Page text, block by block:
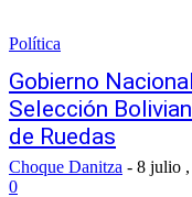
Política
Gobierno
Selección
de Ruedas
Choque Danitza - 8 julio ,
0